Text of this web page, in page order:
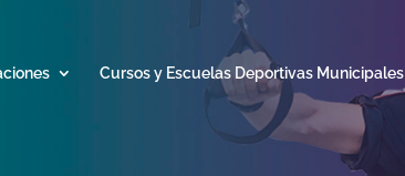
Cursos y Escuelas Deportivas Municipales